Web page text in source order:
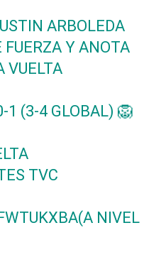
ARBOLEDA
Y ANOTA
VUELTA
1 (3-4 GLOBAL) 🦁
TVC
(A NIVEL